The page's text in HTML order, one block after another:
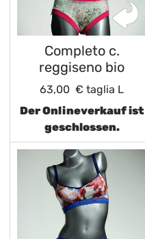
Completo c.
reggiseno bio
63,00 € taglia L
Der Onlineverkauf ist
geschlossen.